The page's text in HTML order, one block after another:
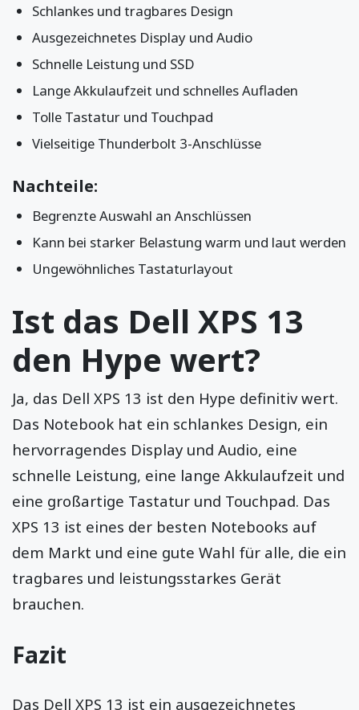
Schlankes und tragbares Design
Ausgezeichnetes Display und Audio
Schnelle Leistung und SSD
Lange Akkulaufzeit und schnelles Aufladen
Tolle Tastatur und Touchpad
Vielseitige Thunderbolt 3-Anschlüsse
Nachteile:
Begrenzte Auswahl an Anschlüssen
Kann bei starker Belastung warm und laut werden
Ungewöhnliches Tastaturlayout
Ist das Dell XPS 13
den Hype wert?
Ja, das Dell XPS 13 ist den Hype definitiv wert.
Das Notebook hat ein schlankes Design, ein
hervorragendes Display und Audio, eine
schnelle Leistung, eine lange Akkulaufzeit und
eine großartige Tastatur und Touchpad. Das
XPS 13 ist eines der besten Notebooks auf
dem Markt und eine gute Wahl für alle, die ein
tragbares und leistungsstarkes Gerät
brauchen.
Fazit
Das Dell XPS 13 ist ein ausgezeichnetes